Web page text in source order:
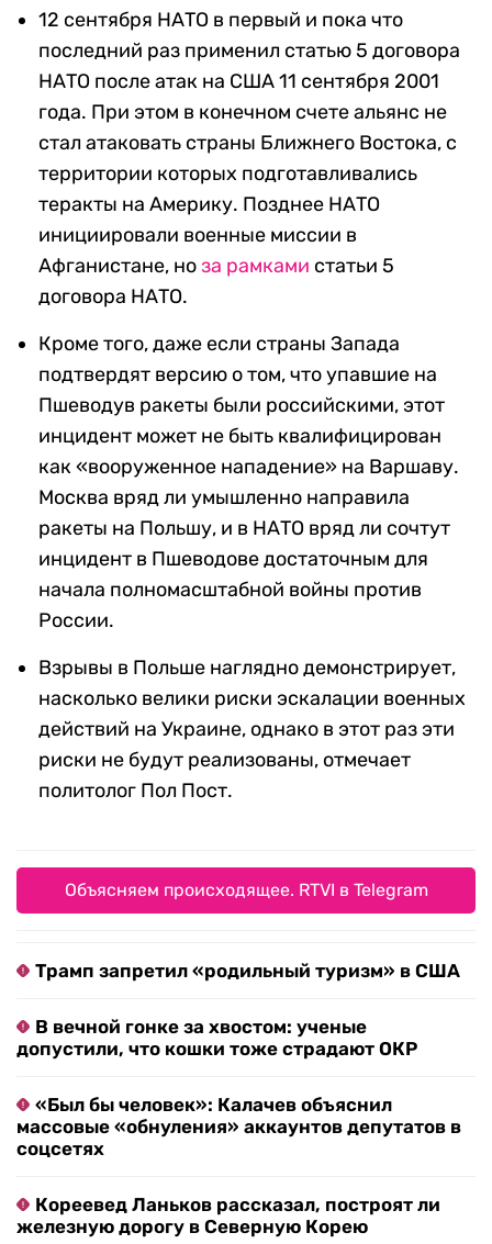
12 сентября НАТО в первый и пока что
последний раз применил статью 5 договора
НАТО после атак на США 11 сентября 2001
года. При этом в конечном счете альянс не
стал атаковать страны Ближнего Востока, с
территории которых подготавливались
теракты на Америку. Позднее НАТО
инициировали военные миссии в
Афганистане, ноза рамками статьи 5
договора НАТО.
Кроме того, даже если страны Запада
подтвердят версию о том, что упавшие на
Пшеводув ракеты были российскими, этот
инцидент может не быть квалифицирован
как «вооруженное нападение» на Варшаву.
Москва вряд ли умышленно направила
ракеты на Польшу, и в НАТО вряд ли сочтут
инцидент в Пшеводоведостаточным для
начала полномасштабной войны против
России.
Взрывы в Польше наглядно демонстрирует,
насколько велики риски эскалации военных
действий на Украине, однако в этот раз эти
риски не будут реализованы, отмечает
политолог Пол Пост.
Объясняем происходящее. RTVI в Telegram
Трамп запретил «родильный туризм» в США
В вечной гонке за хвостом: ученые
допустили, что кошки тоже страдают ОКР
«Был бы человек»: Калачев объяснил
массовые «обнуления» аккаунтов депутатов в
соцсетях
Кореевед Ланьков рассказал, построят ли
железную дорогу в Северную Корею